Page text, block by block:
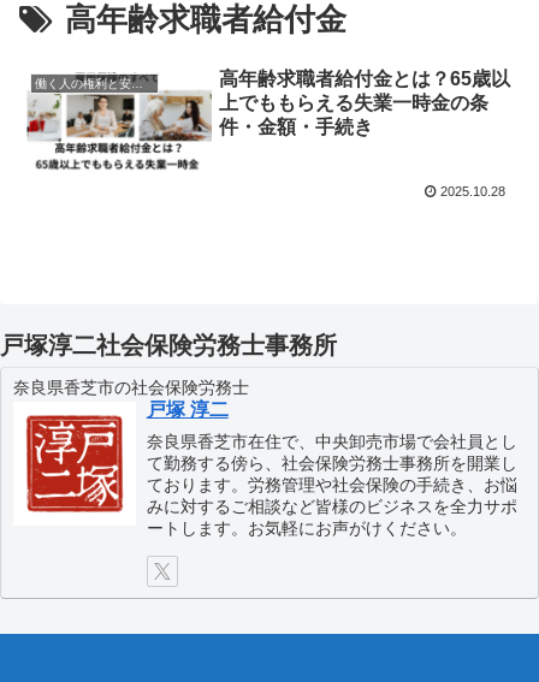
高年齢求職者給付金
働く人の権利と安心ガイド
高年齢求職者給付金とは？65歳以
上でももらえる失業一時金の条
件・金額・手続き
2025.10.28
戸塚淳二社会保険労務士事務所
奈良県香芝市の社会保険労務士
戸塚 淳二
奈良県香芝市在住で、中央卸売市場で会社員とし
て勤務する傍ら、社会保険労務士事務所を開業し
ております。労務管理や社会保険の手続き、お悩
みに対するご相談など皆様のビジネスを全力サポ
ートします。お気軽にお声がけください。